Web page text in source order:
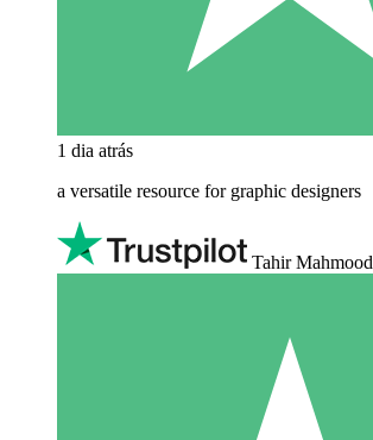
1 dia atrás
a versatile resource for graphic designers
Tahir Mahmood